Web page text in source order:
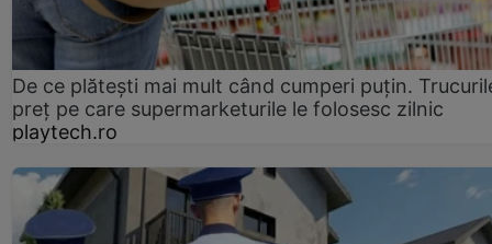
De ce plătești mai mult când cumperi puțin.
preț pe care supermarketurile le folosesc zilnic
playtech.ro